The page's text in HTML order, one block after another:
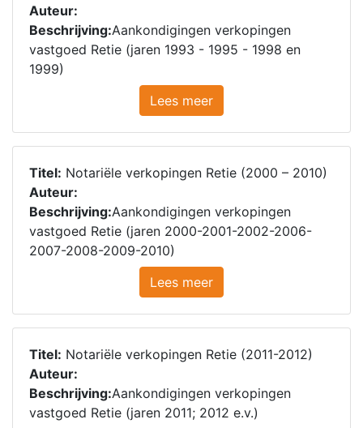
Auteur:
Beschrijving:Aankondigingen verkopingen
vastgoed Retie (jaren 1993 - 1995 - 1998 en
1999)
Lees meer
Titel: Notariële verkopingen Retie (2000 – 2010)
Auteur:
Beschrijving:Aankondigingen verkopingen
vastgoed Retie (jaren 2000-2001-2002-2006-
2007-2008-2009-2010)
Lees meer
Titel: Notariële verkopingen Retie (2011-2012)
Auteur:
Beschrijving:Aankondigingen verkopingen
vastgoed Retie (jaren 2011; 2012 e.v.)